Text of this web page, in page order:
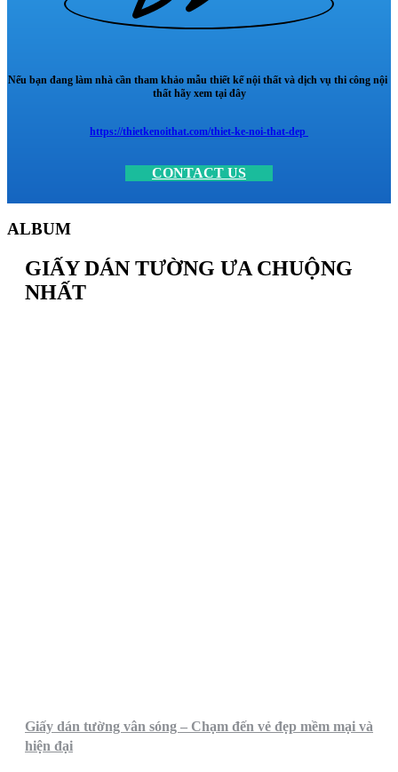
Nếu bạn đang làm nhà cần tham khảo mẫu thiết kế nội thất và dịch vụ thi công nội
thất hãy xem tại đây
https://thietkenoithat.com/thiet-ke-noi-that-dep
CONTACT US
ALBUM
GIẤY DÁN TƯỜNG ƯA CHUỘNG
NHẤT
Giấy dán tường vân sóng – Chạm đến vẻ đẹp mềm mại và
hiện đại